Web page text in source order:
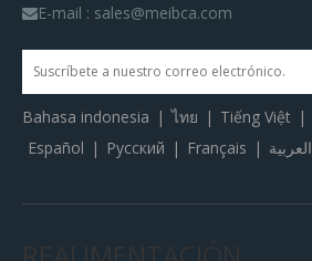
E-mail : sales@meibca.com
Bahasa indonesia | ไทย | Tiếng Việt |
Español | Pусский | Français | العربية